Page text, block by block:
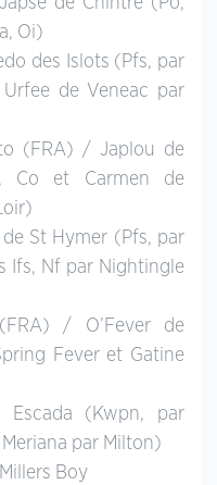
Oi)
des Islots (Pfs, par
de Veneac par
(FRA) / Japlou de
Co et Carmen de
St Hymer (Pfs, par
Ifs, Nf par Nightingle
/ O’Fever de
Fever et Gatine
(Kwpn, par
Meriana par Milton)
Boy